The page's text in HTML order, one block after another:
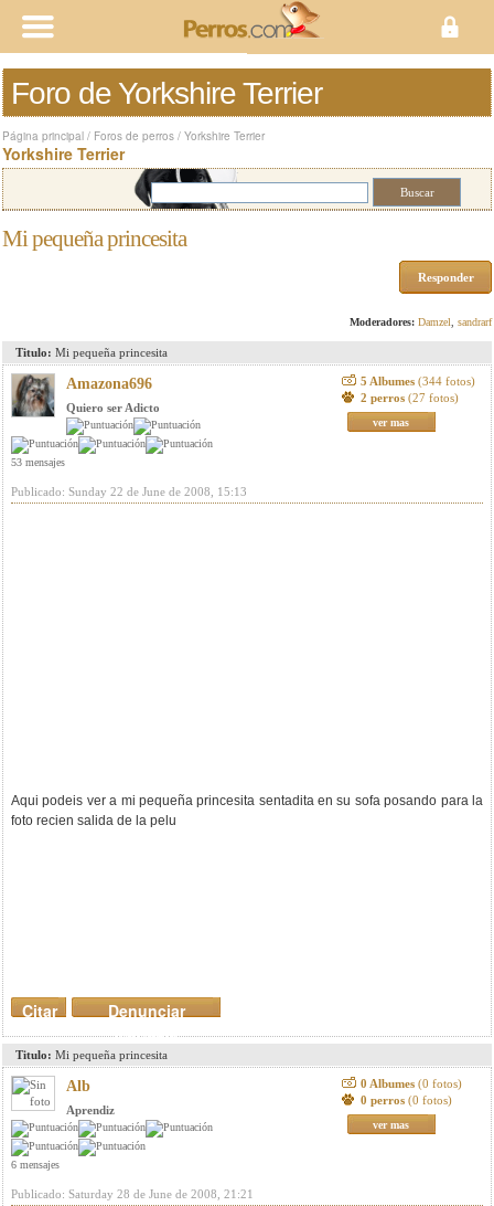
Foro de Yorkshire Terrier
Página principal / Foros de perros / Yorkshire Terrier
Yorkshire Terrier
Mi pequeña princesita
Responder
Moderadores: Damzel sandrarf
Titulo: Mi pequeña princesita
Amazona696
Quiero ser Adicto
53 mensajes
5 Albumes (344 fotos)
2 perros (27 fotos)
ver mas
Publicado: Sunday 22 de June de 2008, 15:13
Aqui podeis ver a mi pequeña princesita sentadita en su sofa posando para la
foto recien salida de la pelu
Denunciar
mensaje
Citar
Titulo: Mi pequeña princesita
Alb
Aprendiz
6 mensajes
0 Albumes (0 fotos)
0 perros (0 fotos)
ver mas
Publicado: Saturday 28 de June de 2008, 21:21